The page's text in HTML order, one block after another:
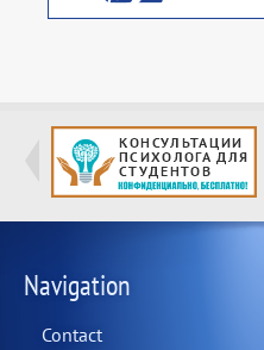
Navigation
Contact